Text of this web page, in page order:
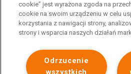
cookie” jest wyrażona zgoda na
cookie na swoim urządzeniu w celu
korzystania z nawigacji strony,
strony i wsparcia naszych działań
Odrzucenie
wszystkich